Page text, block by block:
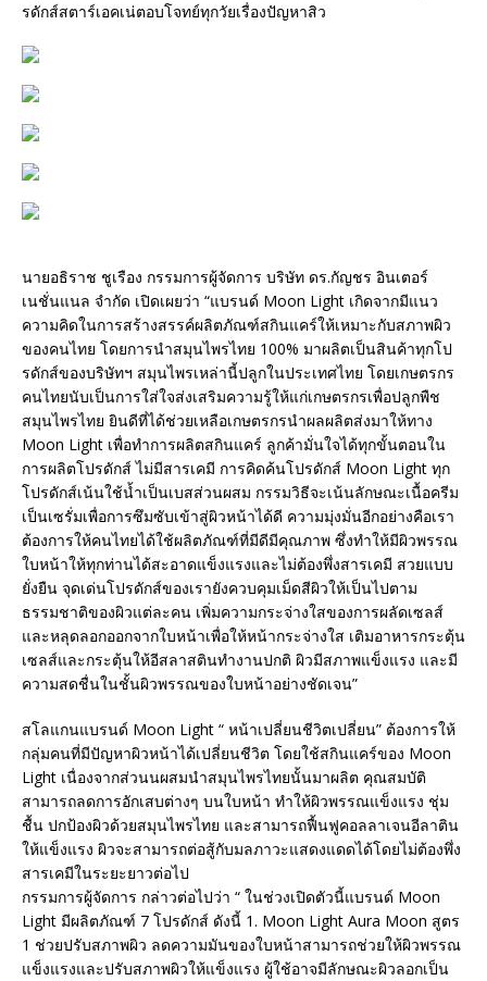
รดักส์สตาร์เอคเน่ตอบโจทย์ทุกวัยเรื่องปัญหาสิว
นายอธิราช ชูเรือง กรรมการผู้จัดการ บริษัท ดร.กัญชร อินเตอร์
เนชั่นแนล จำกัด เปิดเผยว่า “แบรนด์ Moon Light เกิดจากมีแนว
ความคิดในการสร้างสรรค์ผลิตภัณฑ์สกินแคร์ให้เหมาะกับสภาพผิว
ของคนไทย โดยการนำสมุนไพรไทย 100% มาผลิตเป็นสินค้าทุกโป
รดักส์ของบริษัทฯ สมุนไพรเหล่านี้ปลูกในประเทศไทย โดยเกษตรกร
คนไทยนับเป็นการใส่ใจส่งเสริมความรู้ให้แก่เกษตรกรเพื่อปลูกพืช
สมุนไพรไทย ยินดีที่ได้ช่วยเหลือเกษตรกรนำผลผลิตส่งมาให้ทาง
Moon Light เพื่อทำการผลิตสกินแคร์ ลูกค้ามั่นใจได้ทุกขั้นตอนใน
การผลิตโปรดักส์ ไม่มีสารเคมี การคิดค้นโปรดักส์ Moon Light ทุก
โปรดักส์เน้นใช้น้ำเป็นเบสส่วนผสม กรรมวิธีจะเน้นลักษณะเนื้อครีม
เป็นเซรั่มเพื่อการซึมซับเข้าสู่ผิวหน้าได้ดี ความมุ่งมั่นอีกอย่างคือเรา
ต้องการให้คนไทยได้ใช้ผลิตภัณฑ์ที่มีดีมีคุณภาพ ซึ่งทำให้มีผิวพรรณ
ใบหน้าให้ทุกท่านได้สะอาดแข็งแรงและไม่ต้องพึ่งสารเคมี สวยแบบ
ยั่งยืน จุดเด่นโปรดักส์ของเรายังควบคุมเม็ดสีผิวให้เป็นไปตาม
ธรรมชาติของผิวแต่ละคน เพิ่มความกระจ่างใสของการผลัดเซลส์
และหลุดลอกออกจากใบหน้าเพื่อให้หน้ากระจ่างใส เติมอาหารกระตุ้น
เซลส์และกระตุ้นให้อีสลาสตินทำงานปกติ ผิวมีสภาพแข็งแรง และมี
ความสดชื่นในชั้นผิวพรรณของใบหน้าอย่างชัดเจน”
สโลแกนแบรนด์ Moon Light “ หน้าเปลี่ยนชีวิตเปลี่ยน” ต้องการให้
กลุ่มคนที่มีปัญหาผิวหน้าได้เปลี่ยนชีวิต โดยใช้สกินแคร์ของ Moon
Light เนื่องจากส่วนนผสมนำสมุนไพรไทยนั้นมาผลิต คุณสมบัติ
สามารถลดการอักเสบต่างๆ บนใบหน้า ทำให้ผิวพรรณแข็งแรง ชุ่ม
ชื้น ปกป้องผิวด้วยสมุนไพรไทย และสามารถฟื้นฟูคอลลาเจนอีลาติน
ให้แข็งแรง ผิวจะสามารถต่อสู้กับมลภาวะแสดงแดดได้โดยไม่ต้องพึ่ง
สารเคมีในระยะยาวต่อไป
กรรมการผู้จัดการ กล่าวต่อไปว่า “ ในช่วงเปิดตัวนี้แบรนด์ Moon
Light มีผลิตภัณฑ์ 7 โปรดักส์ ดังนี้ 1. Moon Light Aura Moon สูตร
1 ช่วยปรับสภาพผิว ลดความมันของใบหน้าสามารถช่วยให้ผิวพรรณ
แข็งแรงและปรับสภาพผิวให้แข็งแรง ผู้ใช้อาจมีลักษณะผิวลอกเป็น